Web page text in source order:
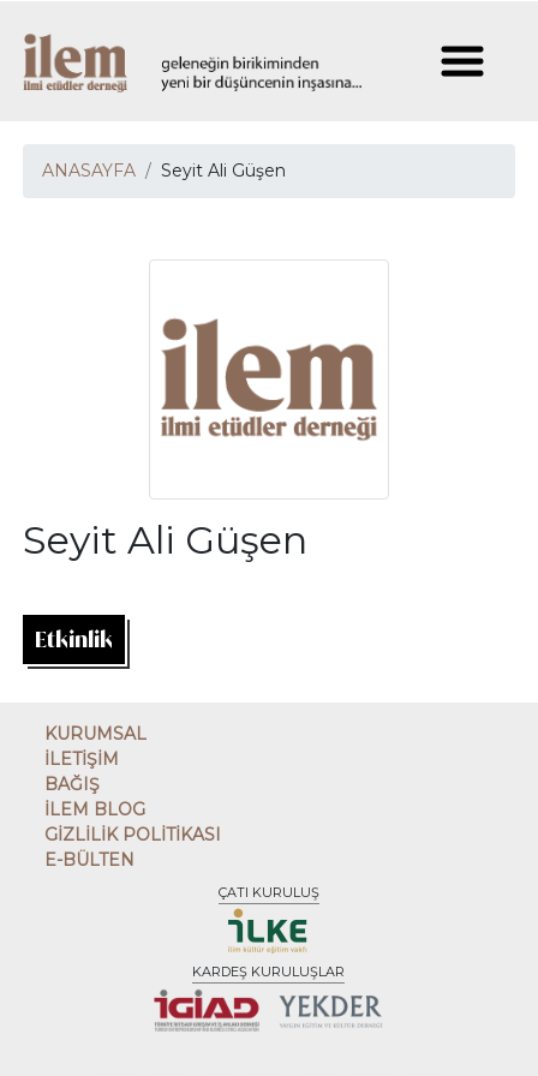
ANASAYFA Seyit Ali Güşen
Seyit Ali Güşen
Etkinlik
KURUMSAL
İLETİŞİM
BAĞIŞ
İLEM BLOG
GİZLİLİK POLİTİKASI
E-BÜLTEN
ÇATI KURULUŞ
KARDEŞ KURULUŞLAR